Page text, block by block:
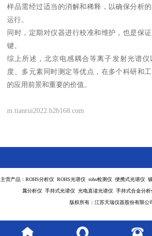
样品需经过适当的消解和稀释，以确保分析
运行。
同时，定期对仪器进行校准和维护，也是保
键。
综上所述，北京电感耦合等离子发射光谱仪
度、多元素同时测定等优点，在多个科研和
的应用前景和重要的价值。
m.tianrui2022.b2b168.com
主营产品：ROHS分析仪 ROHS光谱仪 rohs检测仪 便携式光谱仪
属分析仪 手持式光谱仪 光电直读光谱仪 手持式合金分
版权所有：江苏天瑞仪器股份有限公